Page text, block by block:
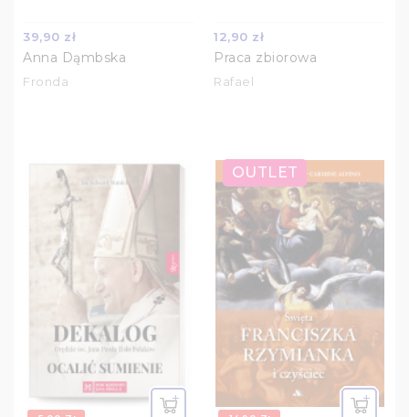
39,90 zł
Anna Dąmbska
Fronda
12,90 zł
Praca zbiorowa
Rafael
OUTLET